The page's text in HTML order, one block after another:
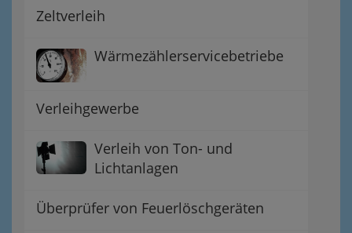
Zeltverleih
Wärmezählerservicebetriebe
Verleihgewerbe
Verleih von Ton- und
Lichtanlagen
Überprüfer von Feuerlöschgeräten